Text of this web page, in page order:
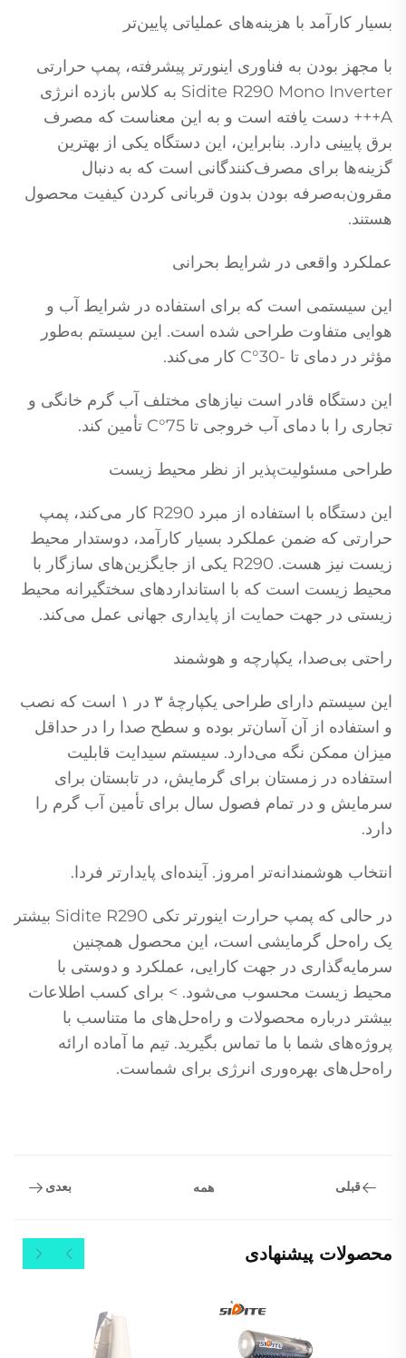
بسیار کارآمد با هزینه‌های عملیاتی پایین‌تر
با مجهز بودن به فناوری اینورتر پیشرفته، پمپ حرارتی
Sidite R290 Mono Inverter به کلاس بازده انرژی
A+++ دست یافته است و به این معناست که مصرف
برق پایینی دارد. بنابراین، این دستگاه یکی از بهترین
گزینه‌ها برای مصرف‌کنندگانی است که به دنبال
مقرون‌به‌صرفه بودن بدون قربانی کردن کیفیت محصول
هستند.
عملکرد واقعی در شرایط بحرانی
این سیستمی است که برای استفاده در شرایط آب و
هوایی متفاوت طراحی شده است. این سیستم به‌طور
مؤثر در دمای تا -30°C کار می‌کند.
این دستگاه قادر است نیازهای مختلف آب گرم خانگی و
تجاری را با دمای آب خروجی تا 75°C تأمین کند.
طراحی مسئولیت‌پذیر از نظر محیط زیست
این دستگاه با استفاده از مبرد R290 کار می‌کند، پمپ
حرارتی که ضمن عملکرد بسیار کارآمد، دوستدار محیط
زیست نیز هست. R290 یکی از جایگزین‌های سازگار با
محیط زیست است که با استانداردهای سختگیرانه محیط
زیستی در جهت حمایت از پایداری جهانی عمل می‌کند.
راحتی بی‌صدا، یکپارچه و هوشمند
این سیستم دارای طراحی یکپارچهٔ ۳ در ۱ است که نصب
و استفاده از آن آسان‌تر بوده و سطح صدا را در حداقل
میزان ممکن نگه می‌دارد. سیستم سیدایت قابلیت
استفاده در زمستان برای گرمایش، در تابستان برای
سرمایش و در تمام فصول سال برای تأمین آب گرم را
دارد.
انتخاب هوشمندانه‌تر امروز. آینده‌ای پایدارتر فردا.
در حالی که پمپ حرارت اینورتر تکی Sidite R290 بیشتر
یک راه‌حل گرمایشی است، این محصول همچنین
سرمایه‌گذاری در جهت کارایی، عملکرد و دوستی با
محیط زیست محسوب می‌شود. > برای کسب اطلاعات
بیشتر درباره محصولات و راه‌حل‌های ما متناسب با
پروژه‌های شما با ما تماس بگیرید. تیم ما آماده ارائه
راه‌حل‌های بهره‌وری انرژی برای شماست.
قبلی همه بعدی
محصولات پیشنهادی